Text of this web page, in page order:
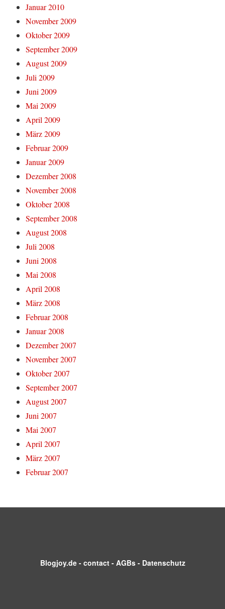
Januar 2010
November 2009
Oktober 2009
September 2009
August 2009
Juli 2009
Juni 2009
Mai 2009
April 2009
März 2009
Februar 2009
Januar 2009
Dezember 2008
November 2008
Oktober 2008
September 2008
August 2008
Juli 2008
Juni 2008
Mai 2008
April 2008
März 2008
Februar 2008
Januar 2008
Dezember 2007
November 2007
Oktober 2007
September 2007
August 2007
Juni 2007
Mai 2007
April 2007
März 2007
Februar 2007
Blogjoy.de- contact- AGBs- Datenschutz